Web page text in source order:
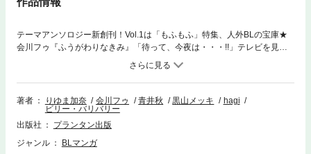
テーマアンソロジー新創刊！Vol.1は「もふもふ」特集、人外BLの宝庫★
会川フゥ『ふうがわりなきみ』「待って、今夜は・・・!!」テレビを見な
がらイチャイチャ・・・。盛り上がってきたその時、きみが暑いからと窓
を開けようとして・・・・・・??／青井 秋『better than words』 その気
持ちは伝わるから。ケガをしていた小さな小さな君をこの家に連れてきて
しばらく。未だ彼らの言葉は理解できないが――。／黒山メッキ『フィー
リャのくま』 笑わない美少年に愛を捧げるのは、屈強で孤独な男。「ど
うしたら本当に喜んでくれるんだ――」／hagi『ガラマの卵』 ――お前
通の鳥の俺は、どうしたってお前と生きることは叶わない。／ビリー・バ
著者 りゆま加奈 会川フゥ 青井秋 黒山メッキ
hagi
ビリー・バリバリー
出版社
プランタン出版
ジャンル
BLマンガ